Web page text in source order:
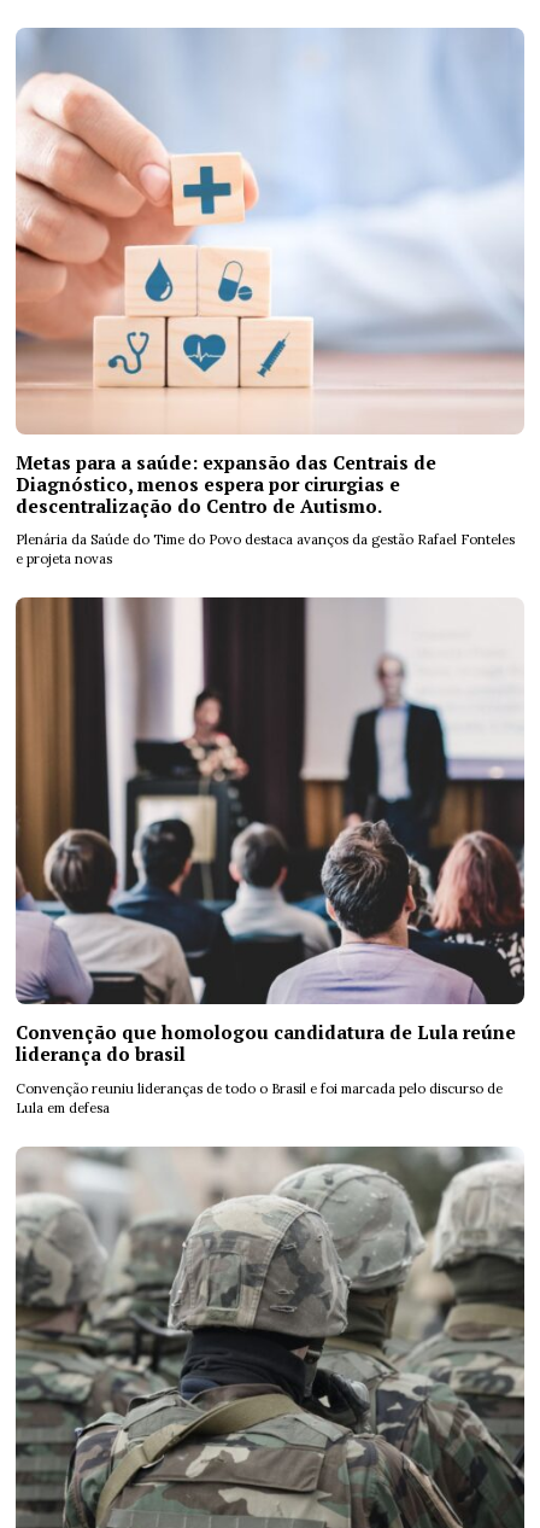
Metas para a saúde: expansão das Centrais de
Diagnóstico, menos espera por cirurgias e
descentralização do Centro de Autismo.
Plenária da Saúde do Time do Povo destaca avanços da gestão Rafael Fonteles
e projeta novas
Convenção que homologou candidatura de Lula reúne
liderança do brasil
Convenção reuniu lideranças de todo o Brasil e foi marcada pelo discurso de
Lula em defesa